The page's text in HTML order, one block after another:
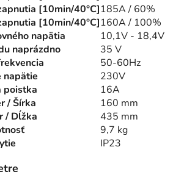
[10min/40°C]185A / 60%
[10min/40°C]160A / 100%
napätia
10,1V - 18,4V
naprázdno
35 V
50-60Hz
napätie
230V
poistka
16A
/ Šírka
160 mm
/ Dĺžka
435 mm
9,7 kg
IP23